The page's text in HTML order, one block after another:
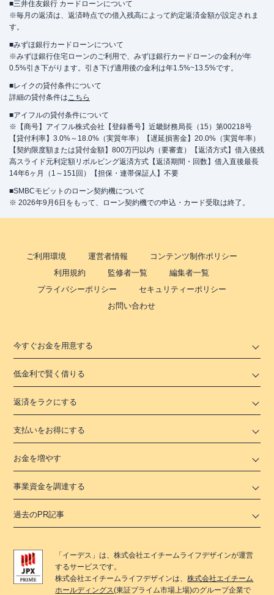
■三井住友銀行 カードローンについて
※毎月の返済は、返済時点での借入残高によって約定返済金額が設定されま
す。
■みずほ銀行カードローンについて
※みずほ銀行住宅ローンのご利用で、みずほ銀行カードローンの金利が年
0.5%引き下がります。引き下げ適用後の金利は年1.5%~13.5%です。
■レイクの貸付条件について
詳細の貸付条件はこちら
■アイフルの貸付条件について
※【商号】アイフル株式会社【登録番号】近畿財務局長（15）第00218号
【貸付利率】3.0%～18.0%（実質年率）【遅延損害金】20.0%（実質年率）
【契約限度額または貸付金額】800万円以内（要審査）【返済方式】借入後残
高スライド元利定額リボルビング返済方式【返済期間・回数】借入直後最長
14年6ヶ月（1～151回）【担保・連帯保証人】不要
■SMBCモビットのローン契約機について
※ 2026年9月6日をもって、ローン契約機での申込・カード受取は終了。
ご利用環境 運営者情報
コンテンツ制作ポリシー
利用規約
監修者一覧
編集者一覧
プライバシーポリシー
セキュリティーポリシー
お問い合わせ
今すぐお金を用意する
低金利で賢く借りる
返済をラクにする
支払いをお得にする
お金を増やす
事業資金を調達する
過去のPR記事
「 イーデス 」は、株式会社エイチームライフデザインが運営
するサービスです。
株式会社エイチームライフデザインは、株式会社エイチーム
ホールディングス(東証プライム市場上場)のグループ企業で